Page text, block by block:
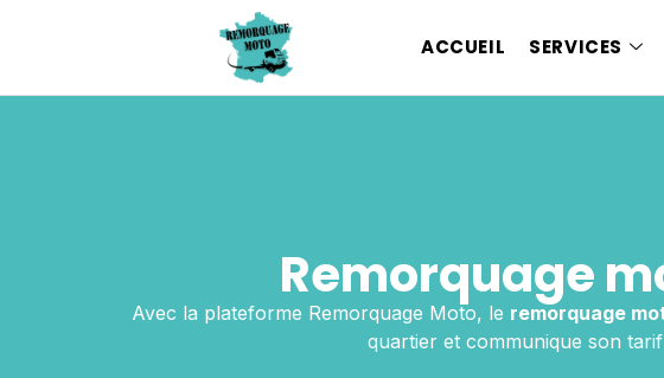
ACCUEIL SERVICES
Remorquage
Avec la plateforme Remorquage Moto, le remorquage
quartier et communique son